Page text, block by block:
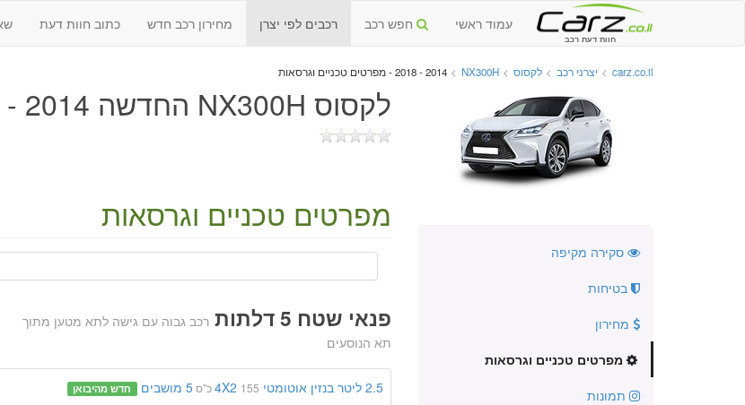
חוות דעת רכב
עמוד ראשי חפש רכב רכבים לפי יצרן מחירון רכב חדש כתוב חוות דעת
carz.co.il
> יצרני רכב > לקסוס >
NX300H
> 2014 - 2018 - מפרטים טכניים וגרסאות
לקסוס NX300H החדשה 2014 - 2018
סקירה מקיפה
בטיחות
מחירון
מפרטים טכניים וגרסאות
תמונות
מפרטים טכניים וגרסאות
פנאי שטח 5 דלתות
רכב גבוה עם גישה לתא מטען מתוך
תא הנוסעים
2.5 ליטר בנזיןאוטומטי 4X2 155 כ"ס 5 מושבים חדש מהיבואן